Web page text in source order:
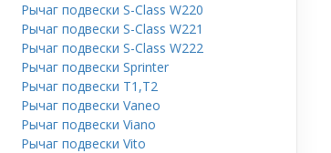
Рычаг подвески S-Class W220
Рычаг подвески S-Class W221
Рычаг подвески S-Class W222
Рычаг подвески Sprinter
Рычаг подвески T1,T2
Рычаг подвески Vaneo
Рычаг подвески Viano
Рычаг подвески Vito